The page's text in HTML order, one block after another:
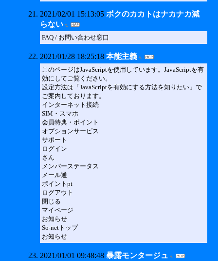
2021/02/01 15:13:05 ボクのカカトはナカナカ減
らない
FAQ / お問い合わせ窓口
2021/01/28 18:25:18 本能主義
このページはJavaScriptを使用しています。JavaScriptを有
効にしてご覧ください。
設定方法は「JavaScriptを有効にする方法を知りたい」で
ご案内しております。
インターネット接続
SIM・スマホ
会員特典・ポイント
オプションサービス
サポート
ログイン
さん
メンバーステータス
メール通
ポイントpt
ログアウト
閉じる
マイページ
お知らせ
So-netトップ
お知らせ
2021/01/01 09:48:48 暴露モンタージュ